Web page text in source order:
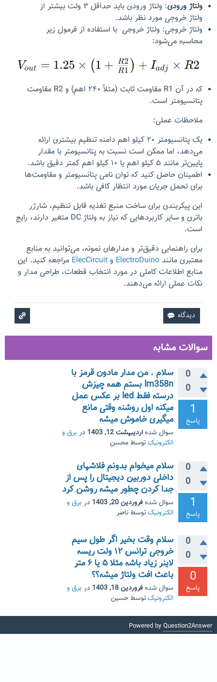
ولتاژ ورودی
: ولتاژ ورودی باید حداقل ۳ ولت بیشتر از
ولتاژ خروجی مورد نظر باشد.
ولتاژ خروجی: ولتاژ خروجی با استفاده از فرمول زیر
محاسبه می‌شود:
که در آن R1 مقاومت ثابت (مثلاً ۲۴۰ اهم) و R2 مقاومت
پتانسیومتر است.
ملاحظات عملی:
یک پتانسیومتر ۲۰ کیلو اهم دامنه تنظیم بیشتری ارائه
می‌دهد، اما ممکن است نسبت به پتانسیومتر با مقدار
پایین‌تر مانند ۵ کیلو اهم یا ۱۰ کیلو اهم کمتر دقیق باشد.
اطمینان حاصل کنید که توان نامی پتانسیومتر و مقاومت‌ها
برای تحمل جریان مورد انتظار کافی باشد.
این پیکربندی برای ساخت منبع تغذیه قابل تنظیم، شارژر
باتری و سایر کاربردهایی که نیاز به ولتاژ DC متغیر دارند، رایج
است.
برای راهنمایی دقیق‌تر و مدارهای نمونه، می‌توانید به منابع
معتبری مانند ElectroDuino و ElecCircuit مراجعه کنید. این
منابع اطلاعات کاملی در مورد انتخاب قطعات، طراحی مدار و
نکات عملی ارائه می‌دهند.
سوالات مشابه
0
0
1
پاسخ
سلام . من مدار مادون قرمز با
lm358n بستم همه چیزش
درسته فقط led بر عکس عمل
میکنه اول روشنه وقتی مانع
میگیری خاموش میشه
سوال شدهاردیبهشت 12, 1403 در برق و
الکترونیکتوسط محسن
0
0
1
پاسخ
سلام میخوام بدونم فلاشهای
داخلی دوربین دیجیتال را پس از
جدا کردن چطور میشه روشن کرد
سوال شدهفروردین 20, 1403 در برق و
الکترونیکتوسط ناصر
0
0
0
پاسخ
سلام وقت بخیر اگر طول سیم
خروجی ترانس ۱۲ ولت ریسه
لاینر زیاد باشه مثلا ۵ یا ۶ متر
باعث افت ولتاژ میشه؟؟
سوال شدهفروردین 18, 1403 در برق و
الکترونیکتوسط حسین
Powered by Question2Answer